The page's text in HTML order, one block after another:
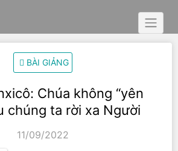
BÀI GIẢNG
Chúa không “yên
chúng ta rời xa Người
11/09/2022